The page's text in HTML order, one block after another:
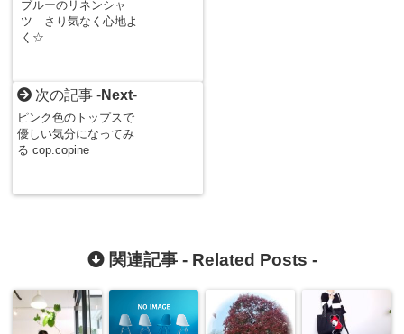
ブルーのリネンシャ
ツ さり気なく心地よ
く☆
次の記事 -Next-
ピンク色のトップスで
優しい気分になってみ
る cop.copine
関連記事 - Related Posts -